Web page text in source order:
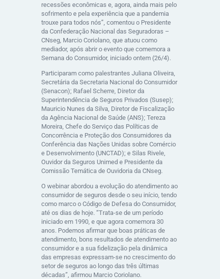
recessões econômicas e, agora, ainda mais pelo
sofrimento e pela experiência que a pandemia
trouxe para todos nós”, comentou o Presidente
da Confederação Nacional das Seguradoras –
CNseg, Marcio Coriolano, que atuou como
mediador, após abrir o evento que comemora a
Semana do Consumidor, iniciado ontem (26/4).
Participaram como palestrantes Juliana Oliveira,
Secretária da Secretaria Nacional do Consumidor
(Senacon); Rafael Scherre, Diretor da
Superintendência de Seguros Privados (Susep);
Mauricio Nunes da Silva, Diretor de Fiscalização
da Agência Nacional de Saúde (ANS); Tereza
Moreira, Chefe do Serviço das Políticas de
Concorrência e Proteção dos Consumidores da
Conferência das Nações Unidas sobre Comércio
e Desenvolvimento (UNCTAD); e Silas Rivele,
Ouvidor da Seguros Unimed e Presidente da
Comissão Temática de Ouvidoria da CNseg.
O webinar abordou a evolução do atendimento ao
consumidor de seguros desde o seu início, tendo
como marco o Código de Defesa do Consumidor,
até os dias de hoje. “Trata-se de um período
iniciado em 1990, e que agora comemora 30
anos. Podemos afirmar que boas práticas de
atendimento, bons resultados de atendimento ao
consumidor e a sua fidelização pela dinâmica
das empresas expressam-se no crescimento do
setor de seguros ao longo das três últimas
décadas”, afirmou Marcio Coriolano.